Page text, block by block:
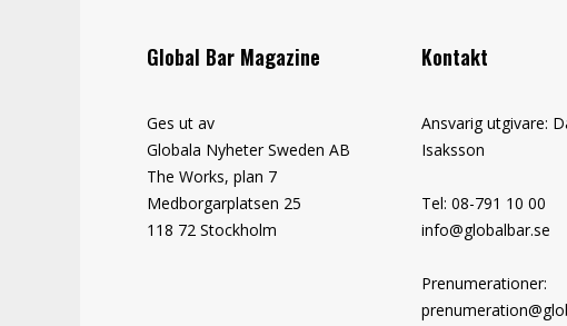
Global Bar Magazine
Ges ut av
Globala Nyheter Sweden AB
The Works, plan 7
Medborgarplatsen 25
118 72 Stockholm
Kontakt
Ansvarig utgivare:
Isaksson
Tel: 08-791 10 00
info@globalbar.se
Prenumerationer: